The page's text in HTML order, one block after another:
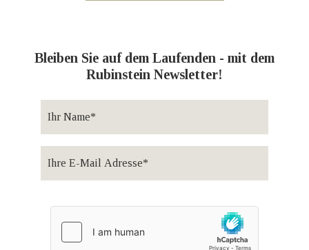
Bleiben Sie auf dem Laufenden - mit dem
Rubinstein Newsletter!